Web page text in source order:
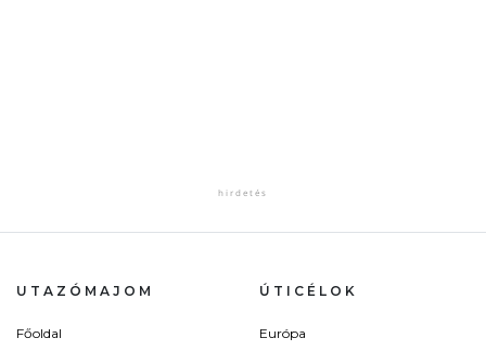
UTAZÓMAJOM
Főoldal
ÚTICÉLOK
Európa